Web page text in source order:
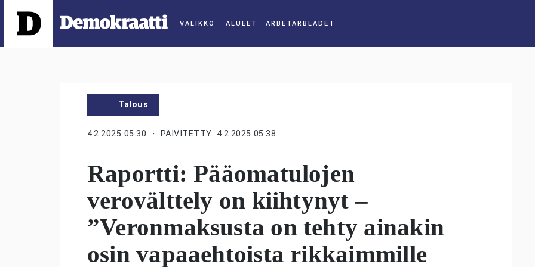
ALUEET
Talous
4.2.2025 05:30 ・ PÄIVITETTY: 4.2.2025 05:38
Raportti: Pääomatulojen
verovälttely on kiihtynyt –
”Veronmaksusta on tehty ainakin
osin vapaaehtoista rikkaimmille